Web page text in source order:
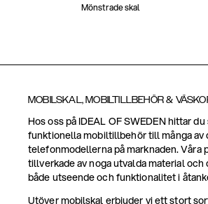
Mönstrade skal
MOBILSKAL, MOBILTILLBEHÖR &
Hos oss på IDEAL OF SWEDEN hittar
funktionella mobiltillbehör till många av
telefonmodellerna på marknaden. Våra
tillverkade av noga utvalda material och
både utseende och funktionalitet i
Utöver mobilskal erbjuder vi ett stort